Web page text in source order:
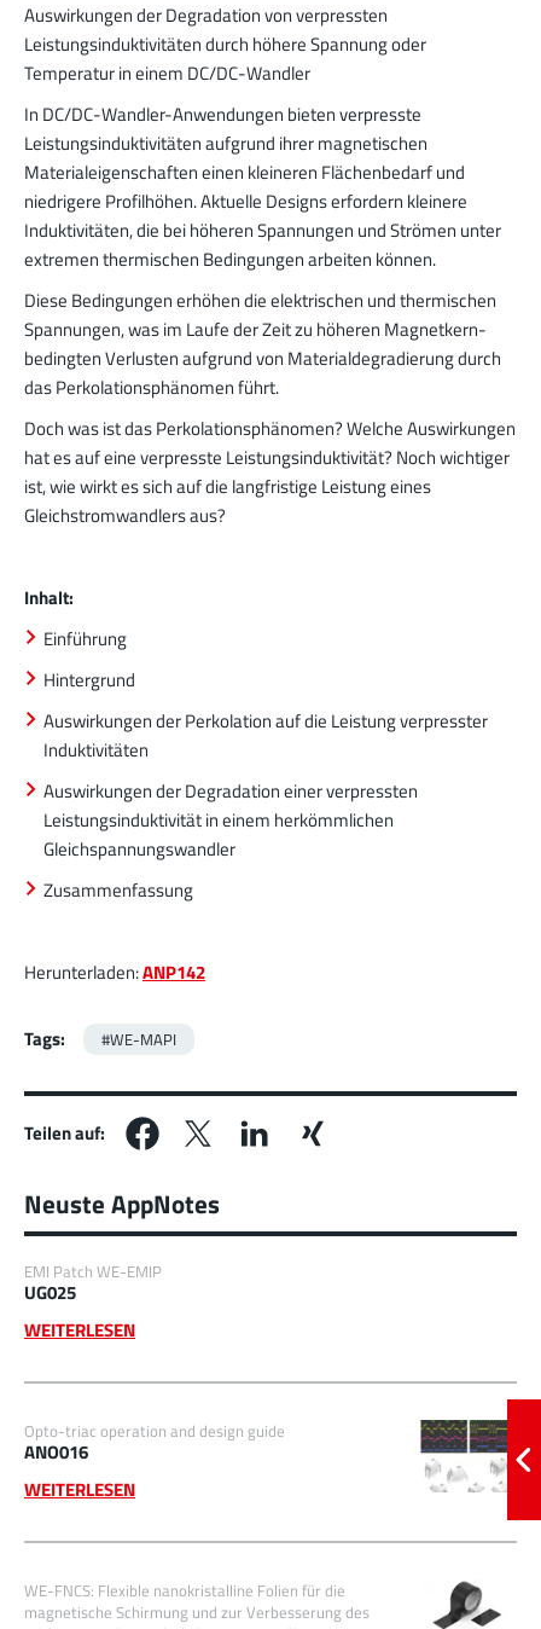
Auswirkungen der Degradation von verpressten
Leistungsinduktivitäten durch höhere Spannung oder
Temperatur in einem DC/DC-Wandler
In DC/DC-Wandler-Anwendungen bieten verpresste
Leistungsinduktivitäten aufgrund ihrer magnetischen
Materialeigenschaften einen kleineren Flächenbedarf und
niedrigere Profilhöhen. Aktuelle Designs erfordern kleinere
Induktivitäten, die bei höheren Spannungen und Strömen unter
extremen thermischen Bedingungen arbeiten können.
Diese Bedingungen erhöhen die elektrischen und thermischen
Spannungen, was im Laufe der Zeit zu höheren Magnetkern-
bedingten Verlusten aufgrund von Materialdegradierung durch
das Perkolationsphänomen führt.
Doch was ist das Perkolationsphänomen? Welche Auswirkungen
hat es auf eine verpresste Leistungsinduktivität? Noch wichtiger
ist, wie wirkt es sich auf die langfristige Leistung eines
Gleichstromwandlers aus?
Inhalt:
Einführung
Hintergrund
Auswirkungen der Perkolation auf die Leistung verpresster
Induktivitäten
Auswirkungen der Degradation einer verpressten
Leistungsinduktivität in einem herkömmlichen
Gleichspannungswandler
Zusammenfassung
Herunterladen:ANP142
Tags: #WE-MAPI
Teilen auf:
Neuste AppNotes
EMI Patch WE-EMIP
UG025
WEITERLESEN
Opto-triac operation and design guide
ANO016
WEITERLESEN
WE-FNCS: Flexible nanokristalline Folien für die
magnetische Schirmung und zur Verbesserung des